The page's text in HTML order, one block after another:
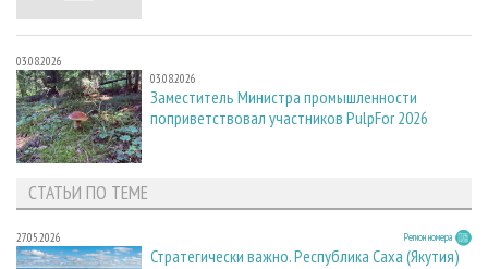
03.08.2026
03.08.2026
Заместитель Министра промышленности
поприветствовал участников PulpFor 2026
СТАТЬИ ПО ТЕМЕ
27.05.2026 Регион номера
Стратегически важно. Республика Саха (Якутия)